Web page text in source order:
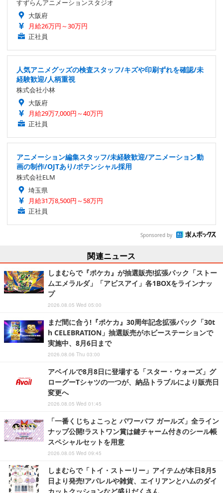
すずらんアニメーションスタジオ
大阪府
月給26万円～30万円
正社員
人気アニメグッズの検査スタッフ/キズや印刷ずれを確認/未
経験歓迎/人柄重視
株式会社小林
大阪府
月給29万7,000円～40万円
正社員
アニメーション編集スタッフ/未経験歓迎/アニメーション動
画の制作/OJTあり/ポテンシャル採用
株式会社ELM
埼玉県
月給31万8,500円～58万円
正社員
Sponsored by
関連ニュース
しまむらで『ポケカ』が抽選販売!拡張パック「ストー
ムエメラルダ」「アビスアイ」各1BOXをラインナッ
プ
2026.08.05 Wed 05:00
まだ間に合う!『ポケカ』30周年記念拡張パック「30t
h CELEBRATION」抽選販売がホビーステーションで
実施中、8月6日まで
2026.08.06 Thu 03:00
アベイルで8月8日に登場する「スター・ウォーズ」グ
ローグーTシャツの一つが、納品トラブルにより販売日
変更へ
2026.08.05 Wed 01:45
「一番くじちょこっと パワーパフ ガールズ」全ライン
ナップ公開!ラストワン賞は鍵チャーム付きのシール帳
スペシャルセットを用意
2026.08.05 Wed 09:45
しまむらで「トイ・ストーリー」アイテムが本日8月5
日より発売!アパレルや雑貨、エイリアンとハムのダイ